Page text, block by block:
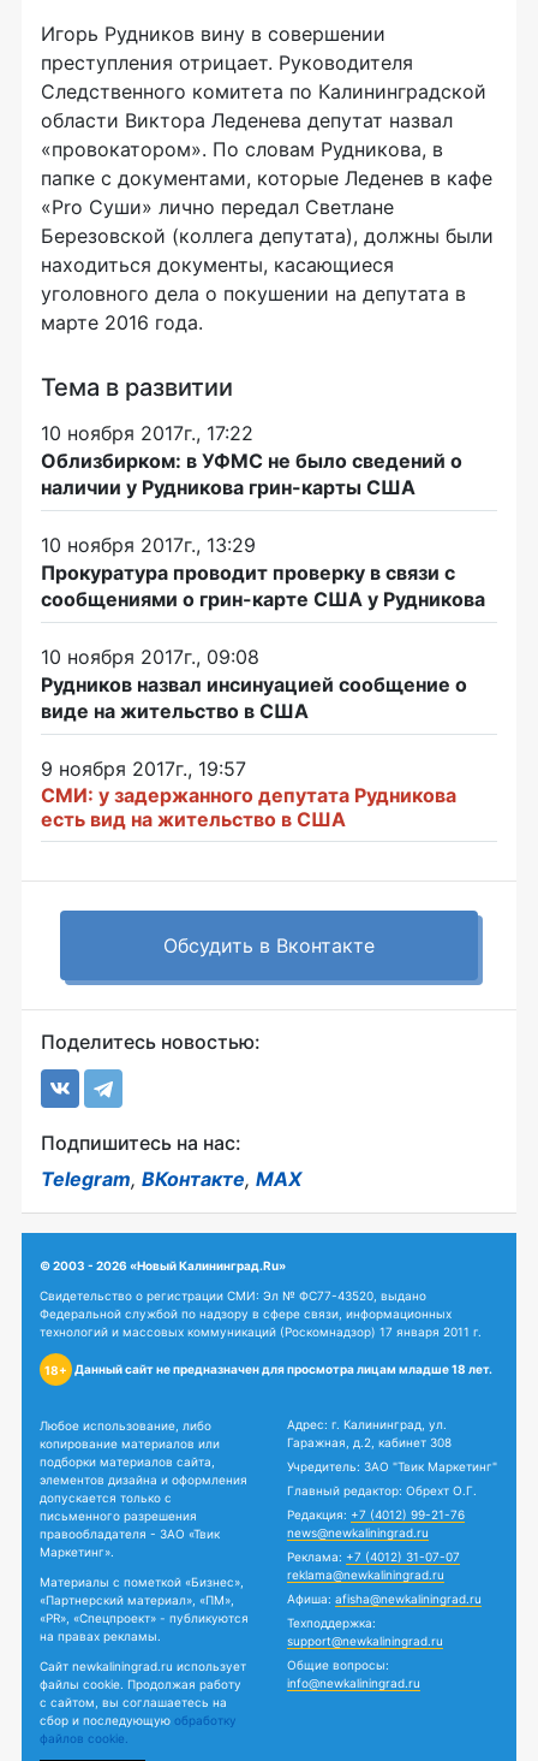
Игорь Рудников вину в совершении
преступления отрицает. Руководителя
Следственного комитета по Калининградской
области Виктора Леденева депутат назвал
«провокатором». По словам Рудникова, в
папке с документами, которые Леденев в кафе
«Pro Суши» лично передал Светлане
Березовской (коллега депутата), должны были
находиться документы, касающиеся
уголовного дела о покушении на депутата в
марте 2016 года.
Тема в развитии
10 ноября 2017г., 17:22
Облизбирком: в УФМС не было сведений о
наличии у Рудникова грин-карты США
10 ноября 2017г., 13:29
Прокуратура проводит проверку в связи с
сообщениями о грин-карте США у Рудникова
10 ноября 2017г., 09:08
Рудников назвал инсинуацией сообщение о
виде на жительство в США
9 ноября 2017г., 19:57
СМИ: у задержанного депутата Рудникова
есть вид на жительство в США
Обсудить в Вконтакте
Поделитесь новостью:
Подпишитесь на нас:
Telegram, ВКонтакте, MAX
© 2003 - 2026 «Новый Калининград.Ru»
Свидетельство о регистрации СМИ: Эл № ФС77-43520, выдано
Федеральной службой по надзору в сфере связи, информационных
технологий и массовых коммуникаций (Роскомнадзор) 17 января 2011 г.
18+ Данный сайт не предназначен для просмотра лицам младше 18 лет.
Любое использование, либо
копирование материалов или
подборки материалов сайта,
элементов дизайна и оформления
допускается только с
письменного разрешения
правообладателя - ЗАО «Твик
Маркетинг».
Материалы с пометкой «Бизнес»,
«Партнерский материал», «ПМ»,
«PR», «Спецпроект» - публикуются
на правах рекламы.
Сайт newkaliningrad.ru использует
файлы cookie. Продолжая работу
с сайтом, вы соглашаетесь на
сбор и последующую обработку
файлов cookie.
Адрес: г. Калининград, ул.
Гаражная, д.2, кабинет 308
Учредитель: ЗАО "Твик Маркетинг"
Главный редактор: Обрехт О.Г.
Редакция: +7 (4012) 99-21-76
news@newkaliningrad.ru
Реклама: +7 (4012) 31-07-07
reklama@newkaliningrad.ru
Афиша: afisha@newkaliningrad.ru
Техподдержка:
support@newkaliningrad.ru
Общие вопросы:
info@newkaliningrad.ru